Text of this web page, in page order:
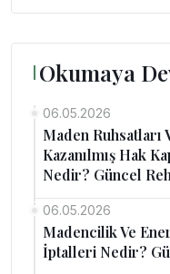
Okumaya
06.05.2026
Maden Ruhsatları
Kazanılmış Hak
Nedir? Güncel
06.05.2026
Madencilik Ve
İptalleri Nedir?